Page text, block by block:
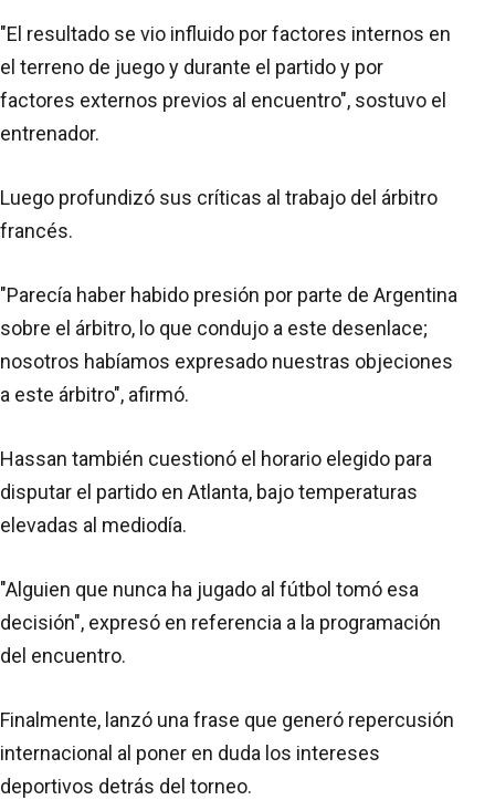
"El resultado se vio influido por factores internos en
el terreno de juego y durante el partido y por
factores externos previos al encuentro", sostuvo el
entrenador.
Luego profundizó sus críticas al trabajo del árbitro
francés.
"Parecía haber habido presión por parte de Argentina
sobre el árbitro, lo que condujo a este desenlace;
nosotros habíamos expresado nuestras objeciones
a este árbitro", afirmó.
Hassan también cuestionó el horario elegido para
disputar el partido en Atlanta, bajo temperaturas
elevadas al mediodía.
"Alguien que nunca ha jugado al fútbol tomó esa
decisión", expresó en referencia a la programación
del encuentro.
Finalmente, lanzó una frase que generó repercusión
internacional al poner en duda los intereses
deportivos detrás del torneo.